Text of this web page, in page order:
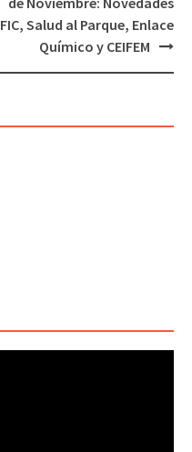
FIC, Salud al Parque, Enlace
Químico y CEIFEM